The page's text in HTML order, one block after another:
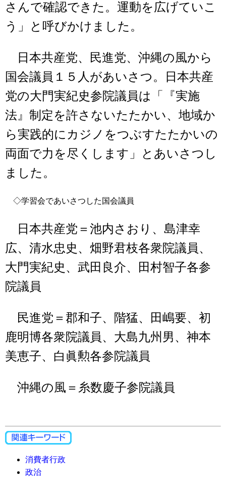
さんで確認できた。運動を広げていこ
う」と呼びかけました。
日本共産党、民進党、沖縄の風から
国会議員１５人があいさつ。日本共産
党の大門実紀史参院議員は「『実施
法』制定を許さないたたかい、地域か
ら実践的にカジノをつぶすたたかいの
両面で力を尽くします」とあいさつし
ました。
◇学習会であいさつした国会議員
日本共産党＝池内さおり、島津幸
広、清水忠史、畑野君枝各衆院議員、
大門実紀史、武田良介、田村智子各参
院議員
民進党＝郡和子、階猛、田嶋要、初
鹿明博各衆院議員、大島九州男、神本
美恵子、白眞勲各参院議員
沖縄の風＝糸数慶子参院議員
消費者行政
政治